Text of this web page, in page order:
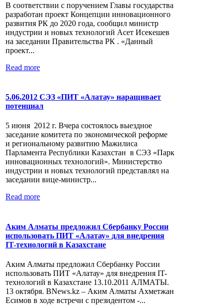
В соответствии с поручением Главы государства
разработан проект Концепции инновационного
развития РК до 2020 года, сообщил министр
индустрии и новых технологий Асет Исекешев
на заседании Правительства РК . «Данный
проект...
Read more
5.06.2012 CЭЗ «ПИТ «Алатау» наращивает
потенциал
5 июня 2012 г. Вчера состоялось выездное
заседание комитета по экономической реформе
и региональному развитию Мажилиса
Парламента Республики Казахстан в СЭЗ «Парк
инновационных технологий». Министерство
индустрии и новых технологий представлял на
заседании вице-министр...
Read more
Аким Алматы предложил Сбербанку России
использовать ПИТ «Алатау» для внедрения
IT-технологий в Казахстане
Аким Алматы предложил Сбербанку России
использовать ПИТ «Алатау» для внедрения IT-
технологий в Казахстане 13.10.2011 АЛМАТЫ.
13 октября. BNews.kz – Аким Алматы Ахметжан
Есимов в ходе встречи с президентом -...